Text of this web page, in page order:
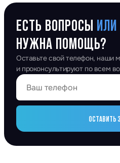
ЕСТЬ ВОПРОСЫ ИЛИ
НУЖНА ПОМОЩЬ?
Оставьте свой телефон, наши
и проконсультируют по всем
ОСТАВИТЬ